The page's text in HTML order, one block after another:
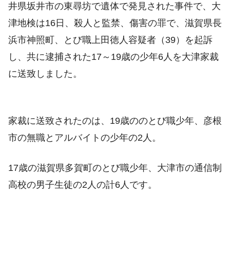
井県坂井市の東尋坊で遺体で発見された事件で、大
津地検は16日、殺人と監禁、傷害の罪で、滋賀県長
浜市神照町、とび職上田徳人容疑者（39）を起訴
し、共に逮捕された17～19歳の少年6人を大津家裁
に送致しました。
家裁に送致されたのは、19歳ののとび職少年、彦根
市の無職とアルバイトの少年の2人。
17歳の滋賀県多賀町のとび職少年、大津市の通信制
高校の男子生徒の2人の計6人です。